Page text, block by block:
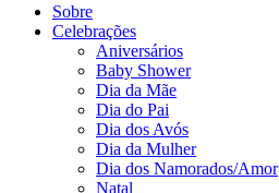
Sobre
Celebrações
Aniversários
Baby Shower
Dia da Mãe
Dia do Pai
Dia dos Avós
Dia da Mulher
Dia dos Namorados/Amor
Natal